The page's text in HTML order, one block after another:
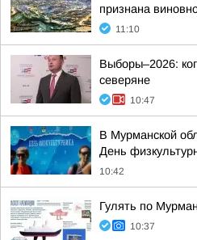
признана
11:10
Выборы–2026:
северяне
10:47
В Мурманской
День
10:42
Гулять по
10:37